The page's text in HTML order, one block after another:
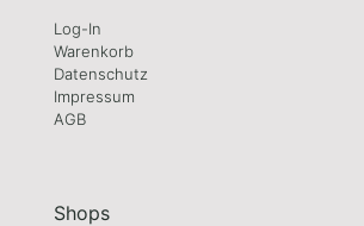
Log-In
Warenkorb
Datenschutz
Impressum
AGB
Shops